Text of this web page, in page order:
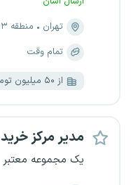
تهران
منطقه ۳، دروس
تمام وقت
از ۵۰ میلیون تومان
مدیر مرکز خرید
یک مجموعه معتبر